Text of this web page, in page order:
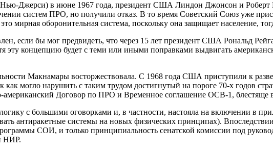
Нью-Джерси) в июне 1967 года, президент США Линдон Джонсон и
систем ПРО, но получили отказ. В то время Советский Союз уже
мирная оборонительная система, поскольку она защищает население,
если бы мог предвидеть, что через 15 лет президент США Рональд
эту концепцию будет с теми или иными поправками выдвигать
Макнамары восторжествовала. С 1968 года США приступили к
могло нарушить с таким трудом достигнутый на пороге 70-х годов
американский Договор по ПРО и Временное соглашение ОСВ-1,
логику с большими оговорками и, в частности, настояла на включении в
антиракетные системы на новых физических принципах).
СОИ, и только принципиальность сенатской комиссии под
НИР.